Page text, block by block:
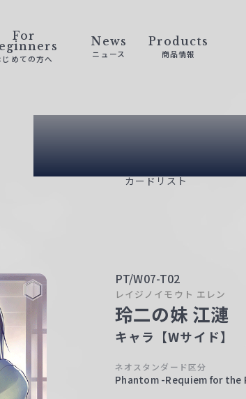
For
じめての方へ
News
ニュース
Products
商品情報
Card
カードリスト
PT/W07-T02
レイジノイモウト エレン
玲二の妹 江漣
キャラ【Wサイド】
ネオスタンダード区分
Phantom -Requiem for the